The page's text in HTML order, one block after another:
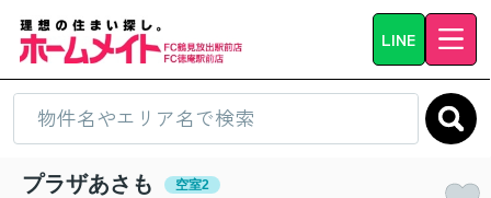
LINE
プラザあさも 空室2